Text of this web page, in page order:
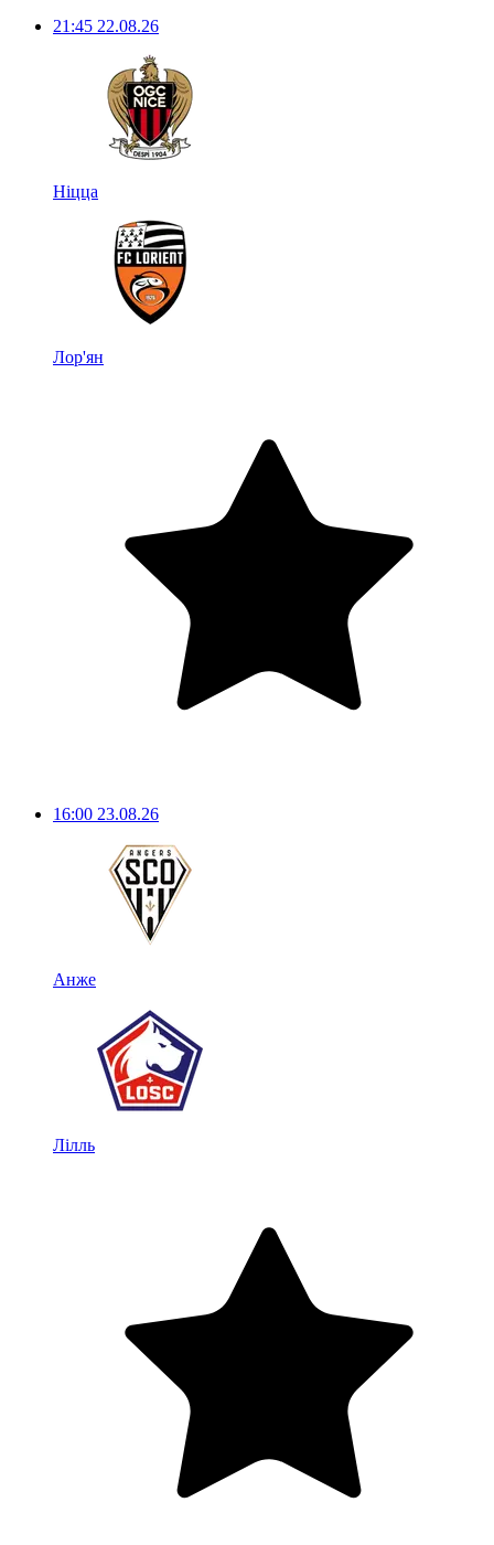
21:45 22.08.26
Ніцца
Лор'ян
16:00 23.08.26
Анже
Лілль